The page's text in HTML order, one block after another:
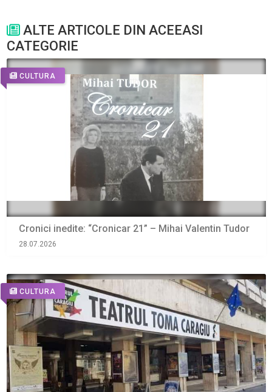
ALTE ARTICOLE DIN ACEEASI
CATEGORIE
CULTURA
Cronici inedite: “Cronicar 21” – Mihai Valentin Tudor
28.07.2026
CULTURA